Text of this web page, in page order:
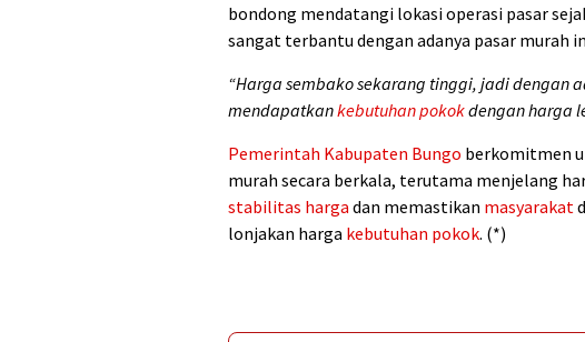
bondong mendatangi lokasi operasi pasar
sangat terbantu dengan adanya pasar murah
“Harga sembako sekarang tinggi, jadi dengan
mendapatkankebutuhan pokokdengan harga
Pemerintah Kabupaten Bungo berkomitmen
murah secara berkala, terutama menjelang
stabilitas harga dan memastikan masyarakat
lonjakan harga kebutuhan pokok. (*)